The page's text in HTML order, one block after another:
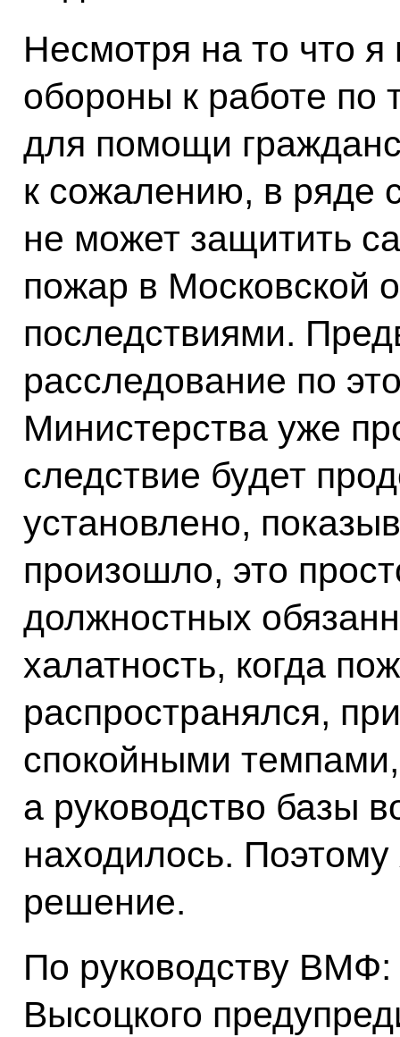
Несмотря на то что
обороны к работе по
для помощи
к сожалению, в ряде
не может защитить
пожар в Московской
последствиями.
расследование по
Министерства уже
следствие будет
установлено,
произошло, это
должностных
халатность, когда
распространялся,
спокойными
а руководство базы
находилось.
решение.
По руководству
Высоцкого